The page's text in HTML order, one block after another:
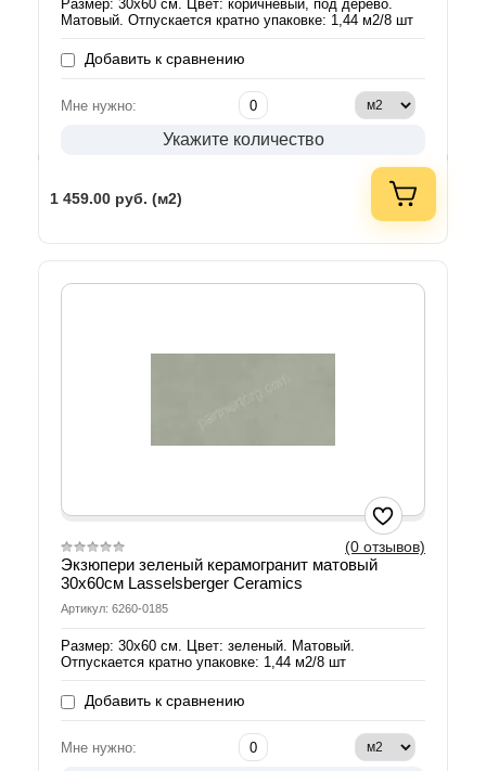
Размер: 30х60 см. Цвет: коричневый, под дерево.
Матовый. Отпускается кратно упаковке: 1,44 м2/8 шт
Добавить к сравнению
Мне нужно:
Укажите количество
1 459.00 руб. (м2)
(0 отзывов)
Экзюпери зеленый керамогранит матовый
30х60см Lasselsberger Ceramics
Артикул: 6260-0185
Размер: 30х60 см. Цвет: зеленый. Матовый.
Отпускается кратно упаковке: 1,44 м2/8 шт
Добавить к сравнению
Мне нужно: